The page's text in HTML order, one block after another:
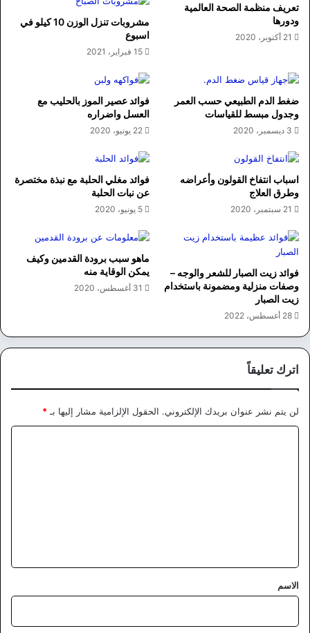
تعريف منظمة الصحة العالمية
ودورها
21 أكتوبر، 2020
مشروبات تنزل الوزن 10 كيلو في
اسبوع
15 فبراير، 2021
ضغط الدم الطبيعي حسب العمر
وجدول مبسط للقياسات
3 ديسمبر، 2020
فوائد عصير الموز بالحليب مع
العسل واضراره
22 يونيو، 2020
اسباب انتفاخ القولون وأعراضه
وطرق العلاج
21 سبتمبر، 2020
فوائد مغلي الحلبة مع نبذة مختصرة
عن نبات الحلبة
5 يونيو، 2020
فوائد زيت الصبار للشعر والوجه –
وصفات منزلية ومضمونة باستخدام
زيت الصبار
28 أغسطس، 2022
ماهو سبب برودة القدمين وكيف
يمكن الوقاية منه
31 أغسطس، 2020
اترك تعليقاً
لن يتم نشر عنوان بريدك الإلكتروني. الحقول الإلزامية مشار إليها بـ *
*
الاسم